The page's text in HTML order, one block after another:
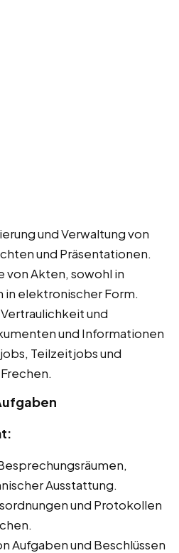
und Verwaltung von
und Präsentationen.
von Akten, sowohl in
in elektronischer Form.
und
und Informationen
Teilzeitjobs und
Ausstattung.
und Protokollen
Aufgaben und Beschlüssen